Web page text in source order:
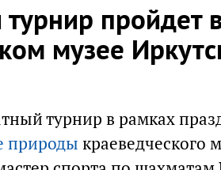
пройдет
музее
турнир в рамках
природы краеведческого